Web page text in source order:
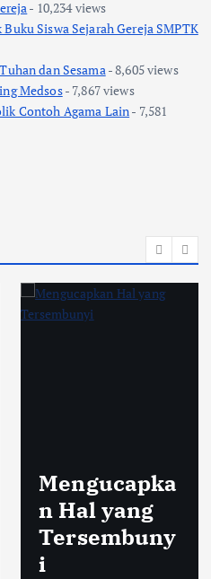
- 10,234 views
Siswa Sejarah Gereja SMPTK
dan Sesama - 8,605 views
Medsos- 7,867 views
Contoh Agama Lain- 7,581
Mengucapka
n Hal yang
Tersembuny
i